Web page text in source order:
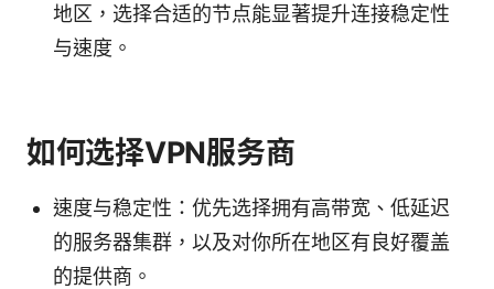
地区，选择合适的节点能显著提升连接稳定性
与速度。
如何选择VPN服务商
速度与稳定性：优先选择拥有高带宽、低延迟
的服务器集群，以及对你所在地区有良好覆盖
的提供商。